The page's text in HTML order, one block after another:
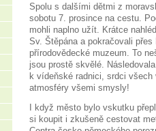
Spolu s dalšími dětmi z
sobotu 7. prosince na cestu.
mohli naplno užít. Krátce
Sv. Štěpána a pokračovali
přírodovědecké muzeum. To
jsou prostě skvělé.
k vídeňské radnici, srdci
atmosféry všemi smysly!
I když město bylo vskutku
si koupit i zkušeně cestovat